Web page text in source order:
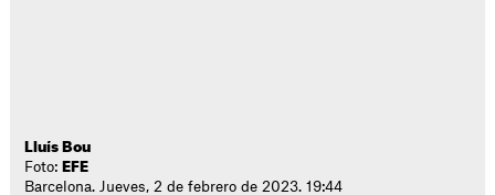
Lluís Bou
Foto: EFE
Barcelona. Jueves, 2 de febrero de 2023. 19:44